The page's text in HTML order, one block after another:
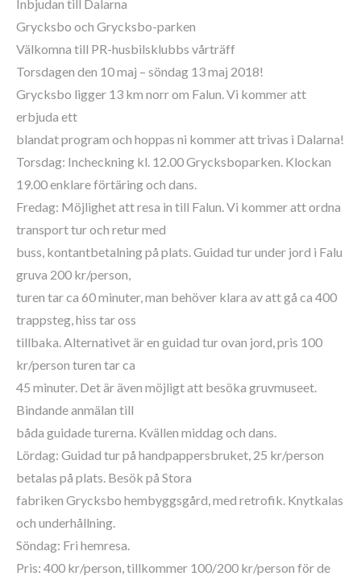
Inbjudan till Dalarna
Grycksbo och Grycksbo-parken
Välkomna till PR-husbilsklubbs vårträff
Torsdagen den 10 maj – söndag 13 maj 2018!
Grycksbo ligger 13 km norr om Falun. Vi kommer att
erbjuda ett
blandat program och hoppas ni kommer att trivas i Dalarna!
Torsdag: Incheckning kl. 12.00 Grycksboparken. Klockan
19.00 enklare förtäring och dans.
Fredag: Möjlighet att resa in till Falun. Vi kommer att ordna
transport tur och retur med
buss, kontantbetalning på plats. Guidad tur under jord i Falu
gruva 200 kr/person,
turen tar ca 60 minuter, man behöver klara av att gå ca 400
trappsteg, hiss tar oss
tillbaka. Alternativet är en guidad tur ovan jord, pris 100
kr/person turen tar ca
45 minuter. Det är även möjligt att besöka gruvmuseet.
Bindande anmälan till
båda guidade turerna. Kvällen middag och dans.
Lördag: Guidad tur på handpappersbruket, 25 kr/person
betalas på plats. Besök på Stora
fabriken Grycksbo hembyggsgård, med retrofik. Knytkalas
och underhållning.
Söndag: Fri hemresa.
Pris: 400 kr/person, tillkommer 100/200 kr/person för de